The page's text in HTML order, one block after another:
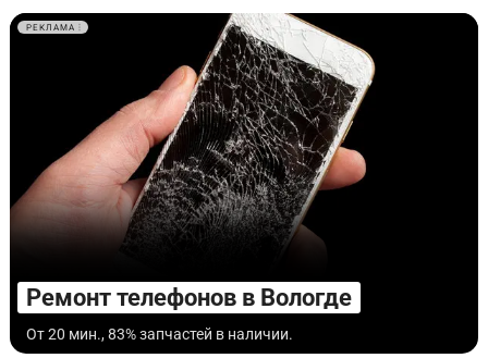
РЕКЛАМА
Ремонт телефонов в Вологде
От 20 мин., 83% запчастей в наличии.